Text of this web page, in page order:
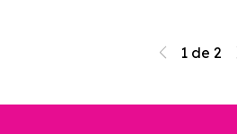
1 de 2